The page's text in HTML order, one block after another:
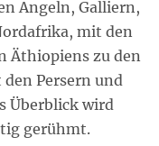
Angeln, Galliern,
mit den
Äthiopiens zu den
Persern und
Überblick wird
gerühmt.